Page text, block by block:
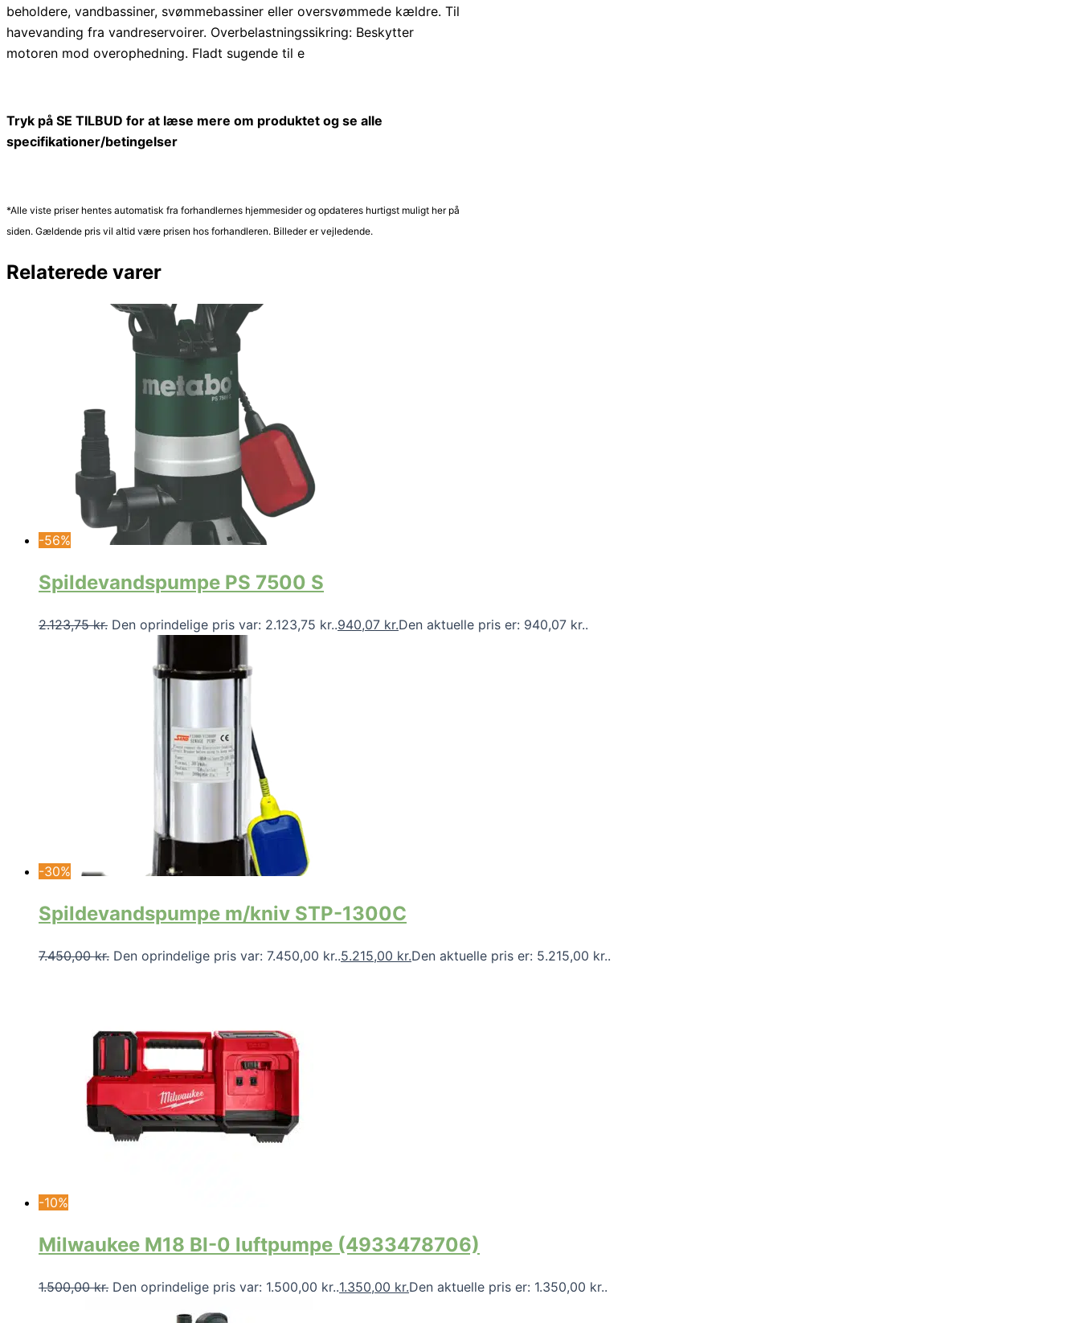
beholdere, vandbassiner, svømmebassiner eller oversvømmede kældre. Til
havevanding fra vandreservoirer. Overbelastningssikring: Beskytter
motoren mod overophedning. Fladt sugende til e
Tryk på SE TILBUD for at læse mere om produktet og se alle
specifikationer/betingelser
*Alle viste priser hentes automatisk fra forhandlernes hjemmesider og opdateres hurtigst muligt her på
siden. Gældende pris vil altid være prisen hos forhandleren. Billeder er vejledende.
Relaterede varer
-56%
Spildevandspumpe PS 7500 S
2.123,75kr. Den oprindelige pris var: 2.123,75 kr..940,07 kr.Den aktuelle pris er: 940,07 kr..
-30%
Spildevandspumpe m/kniv STP-1300C
7.450,00kr. Den oprindelige pris var: 7.450,00 kr..5.215,00 kr.Den aktuelle pris er: 5.215,00 kr..
-10%
Milwaukee M18 BI-0 luftpumpe (4933478706)
1.500,00kr. Den oprindelige pris var: 1.500,00 kr..1.350,00 kr.Den aktuelle pris er: 1.350,00 kr..